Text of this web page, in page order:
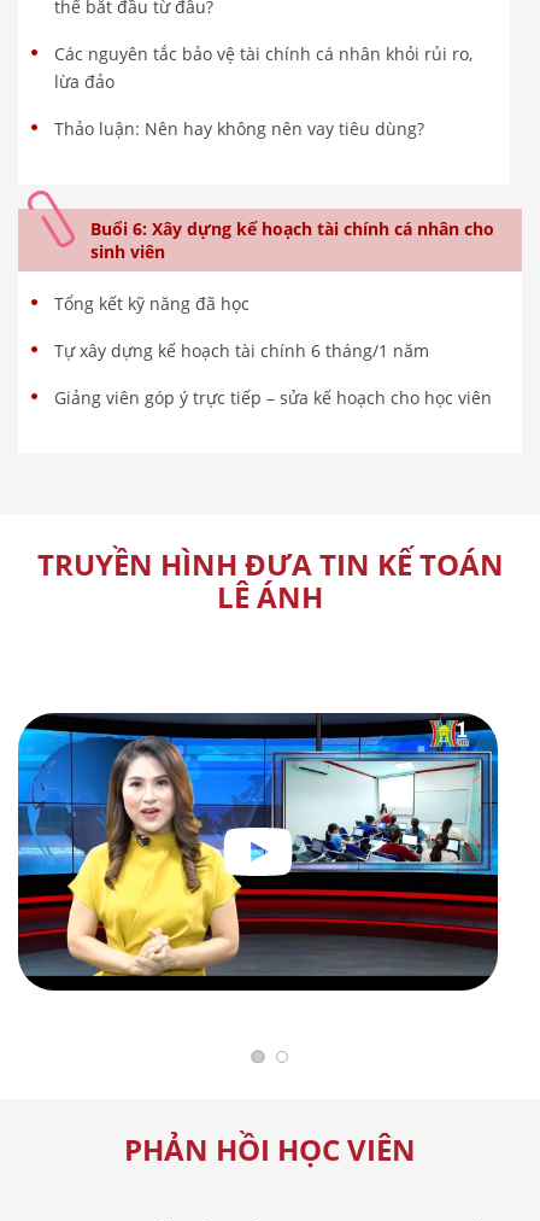
thể bắt đầu từ đâu?
Các nguyên tắc bảo vệ tài chính cá nhân khỏi rủi ro,
lừa đảo
Thảo luận: Nên hay không nên vay tiêu dùng?
Buổi 6: Xây dựng kế hoạch tài chính cá nhân cho
sinh viên
Tổng kết kỹ năng đã học
Tự xây dựng kế hoạch tài chính 6 tháng/1 năm
Giảng viên góp ý trực tiếp – sửa kế hoạch cho học viên
TRUYỀN HÌNH ĐƯA TIN KẾ TOÁN
LÊ ÁNH
PHẢN HỒI HỌC VIÊN